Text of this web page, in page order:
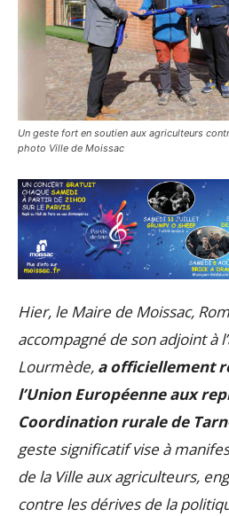
Un geste fort en soutien aux agriculteurs
photo Ville de Moissac
Hier, le Maire de Moissac,
accompagné de son adjoint à
Lourmède, a officiellement
l’Union Européenne aux
Coordination rurale de
geste significatif vise à
de la Ville aux agriculteurs,
contre les dérives de la